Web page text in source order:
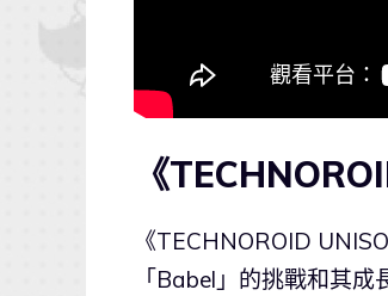
《
《TECHNOROID
「Babel」的挑戰和其